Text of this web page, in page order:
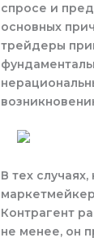
спросе и
основных
трейдеры
В тех
Контрагент
не менее, он